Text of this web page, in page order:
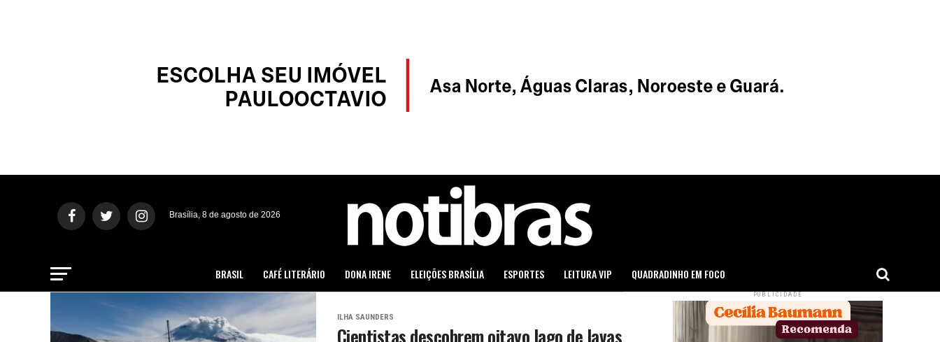
Brasília, 8 de agosto de 2026
BRASIL CAFÉ LITERÁRIO DONA IRENE ELEIÇÕES BRASÍLIA ESPORTES LEITURA VIP QUADRADINHO EM FOCO
ILHA SAUNDERS
Cientistas descobrem oitavo lago de lavas
PUBLICIDADE